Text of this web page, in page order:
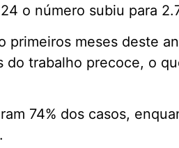
o número subiu para
primeiros meses deste
do trabalho precoce, o
74% dos casos,